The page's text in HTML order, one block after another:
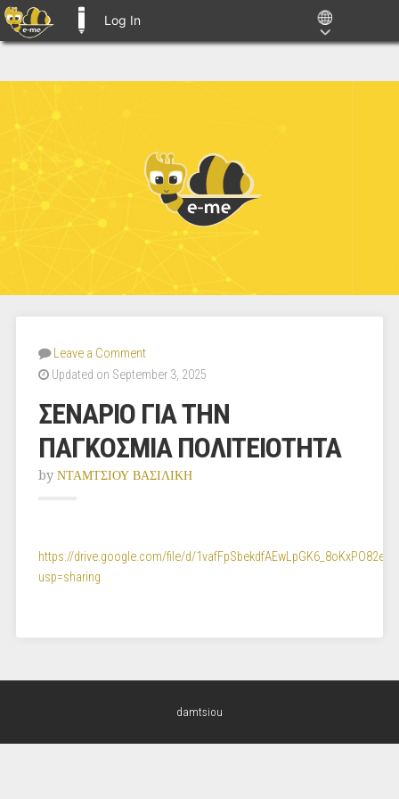
Log In
Leave a Comment
Updated on September 3, 2025
ΣΕΝΑΡΙΟ ΓΙΑ ΤΗΝ
ΠΑΓΚΟΣΜΙΑ ΠΟΛΙΤΕΙΟΤΗΤΑ
by ΝΤΑΜΤΣΙΟΥ ΒΑΣΙΛΙΚΗ
https://drive.google.com/file/d/
usp=sharing
damtsiou